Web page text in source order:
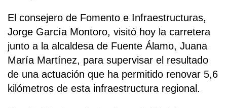
El consejero de Fomento e Infraestructuras,
Jorge García Montoro, visitó hoy la carretera
junto a la alcaldesa de Fuente Álamo, Juana
María Martínez, para supervisar el resultado
de una actuación que ha permitido renovar 5,6
kilómetros de esta infraestructura regional.